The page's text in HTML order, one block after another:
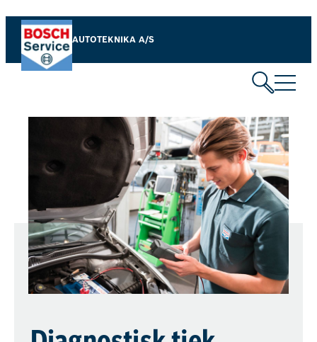
AUTOTEKNIKA A/S